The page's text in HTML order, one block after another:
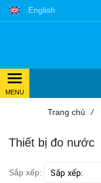
English
Trang chủ /
Thiết bị đo nước
Sắp xếp: